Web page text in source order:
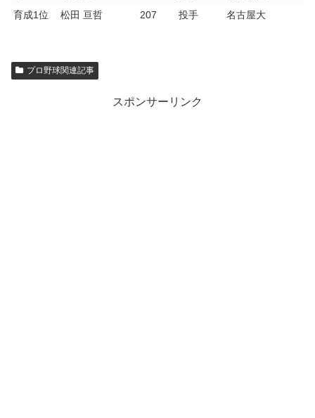
育成1位
松田 亘哲 207 投手 名古屋大
プロ野球関連記事
スポンサーリンク